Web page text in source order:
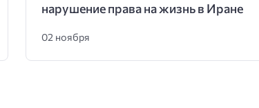
нарушение права на жизнь в Иране
02 ноября